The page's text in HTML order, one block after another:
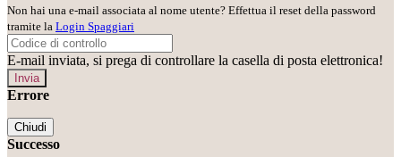
Non hai una e-mail associata al nome utente? Effettua il reset della password
tramite la Login Spaggiari
E-mail inviata, si prega di controllare la casella di posta elettronica!
Errore
Chiudi
Successo